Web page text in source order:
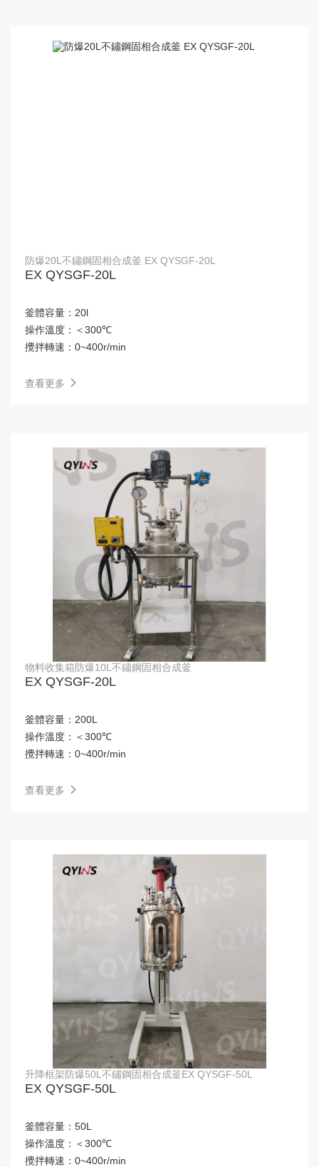
防爆20L不鏽鋼固相合成釜 EX QYSGF-20L
EX QYSGF-20L
釜體容量： 20l
操作溫度： ＜300℃
攪拌轉速： 0~400r/min
查看更多
物料收集箱防爆10L不鏽鋼固相合成釜
EX QYSGF-20L
釜體容量： 200L
操作溫度： ＜300℃
攪拌轉速： 0~400r/min
查看更多
升降框架防爆50L不鏽鋼固相合成釜EX QYSGF-50L
EX QYSGF-50L
釜體容量： 50L
操作溫度： ＜300℃
攪拌轉速： 0~400r/min